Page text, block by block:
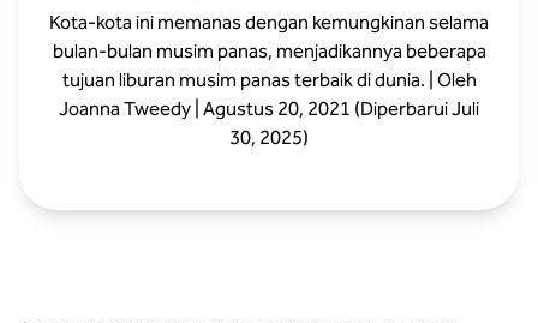
Kota-kota ini memanas dengan kemungkinan selama
bulan-bulan musim panas, menjadikannya beberapa
tujuan liburan musim panas terbaik di dunia. | Oleh
Joanna Tweedy | Agustus 20, 2021 (Diperbarui Juli
30, 2025)